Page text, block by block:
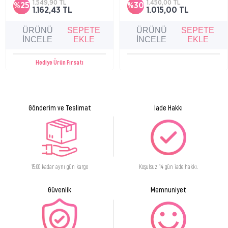
%25
1.162,43 TL
1.549,90 TL
Hediye Ürün Fırsatı
ÜRÜNÜ
İNCELE
SEPETE
EKLE
%30
1.015,00 TL
1.450,00 TL
ÜRÜNÜ
İNCELE
SEPETE
EKLE
Gönderim ve Teslimat
15:00 kadar aynı gün kargo
İade Hakkı
Koşulsuz 14 gün iade hakkı.
Güvenlik Memnuniyet